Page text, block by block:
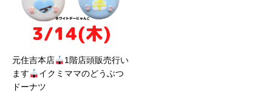
元住吉本店
1階店頭販売行い
ます
イクミママのどうぶつ
ドーナツ